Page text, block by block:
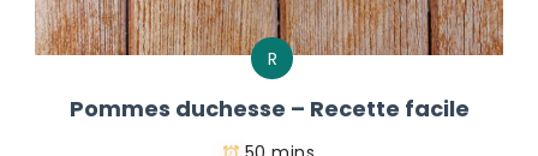
R
Pommes duchesse – Recette facile